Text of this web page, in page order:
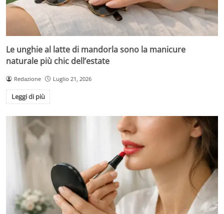
Le unghie al latte di mandorla sono la manicure
naturale più chic dell’estate
Redazione Luglio 21, 2026
Leggi di più